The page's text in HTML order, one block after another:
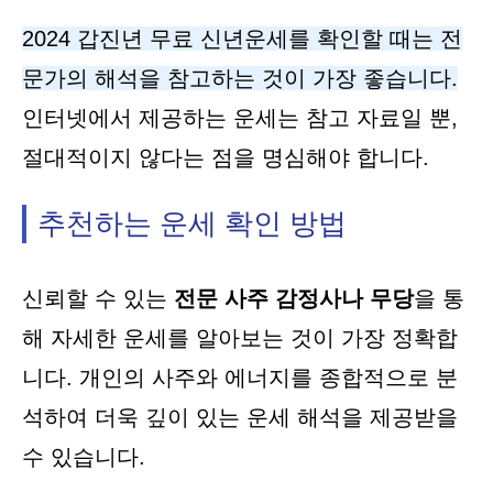
2024 갑진년 무료 신년운세를 확인할 때는 전
문가의 해석을 참고하는 것이 가장 좋습니다.
인터넷에서 제공하는 운세는 참고 자료일 뿐,
절대적이지 않다는 점을 명심해야 합니다.
추천하는 운세 확인 방법
신뢰할 수 있는 전문 사주 감정사나 무당을 통
해 자세한 운세를 알아보는 것이 가장 정확합
니다. 개인의 사주와 에너지를 종합적으로 분
석하여 더욱 깊이 있는 운세 해석을 제공받을
수 있습니다.